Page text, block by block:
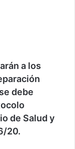
a los
debe
de Salud y
20.